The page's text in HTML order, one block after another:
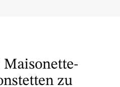
Maisonette-
zu